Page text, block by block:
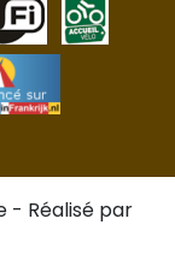
- Réalisé par